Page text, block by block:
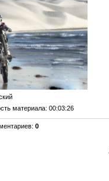
материала: 00:03:26
: 0